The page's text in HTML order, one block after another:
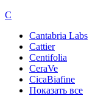
C
Cantabria Labs
Cattier
Centifolia
CeraVe
CicaBiafine
Показать все